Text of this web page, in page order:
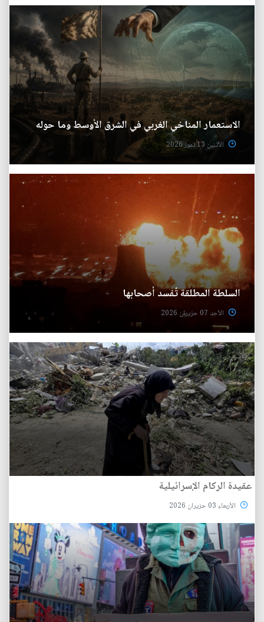
الاستعمار المناخي الغربي في الشرق الأوسط وما حوله
الأثنين 13 تموز 2026
السلطة المطلقة تُفسد أصحابها
الأحد 07 حزيران 2026
عقيدة الركام الإسرائيلية
الأربعاء 03 حزيران 2026